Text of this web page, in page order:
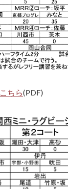
こちら(PDF)